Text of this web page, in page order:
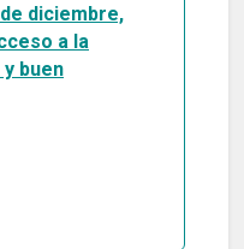
diciembre,
a la
buen